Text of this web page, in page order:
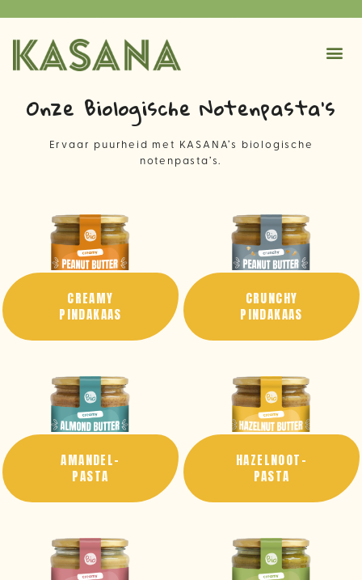
Onze Biologische Notenpasta's
Ervaar puurheid met KASANA’s biologische
notenpasta’s.
CREAMY
PINDAKAAS
CRUNCHY
PINDAKAAS
AMANDEL-
PASTA
HAZELNOOT-
PASTA